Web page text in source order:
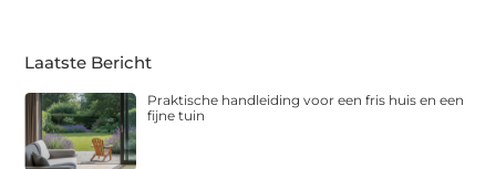
Laatste Bericht
Praktische handleiding voor een fris huis en een
fijne tuin